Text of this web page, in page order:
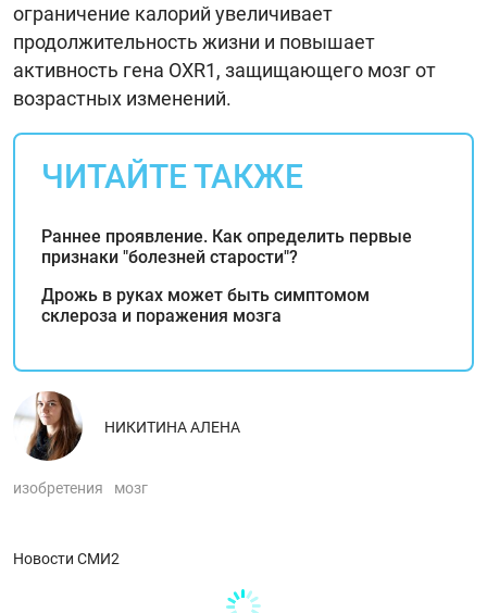
ограничение калорий увеличивает
продолжительность жизни и повышает
активность гена OXR1, защищающего мозг от
возрастных изменений.
ЧИТАЙТЕ ТАКЖЕ
Раннее проявление. Как определить первые
признаки "болезней старости"?
Дрожь в руках может быть симптомом
склероза и поражения мозга
НИКИТИНА АЛЕНА
изобретения мозг
Новости СМИ2